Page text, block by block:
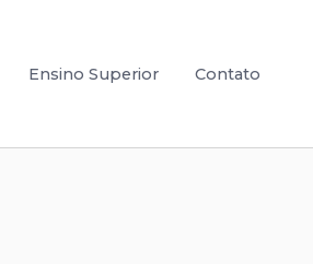
Ensino Superior Contato